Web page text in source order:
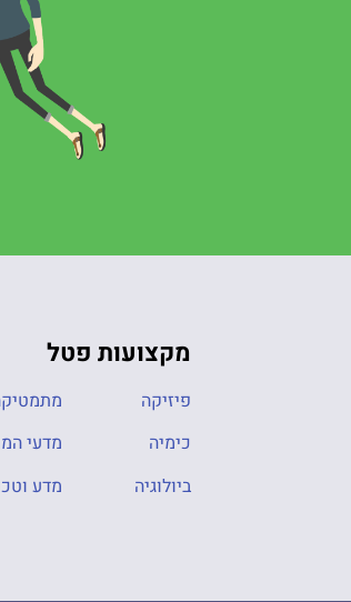
מקצועות פטל
פיזיקה
כימיה
ביולוגיה
מדעי
מדע